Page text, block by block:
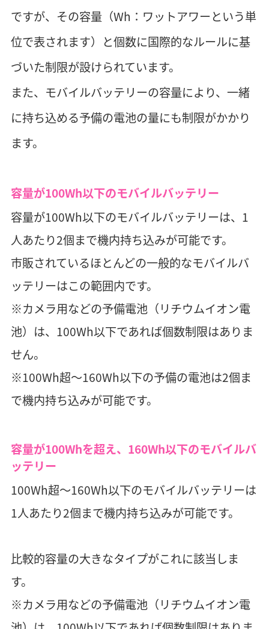
ですが、その容量（Wh：ワットアワーという単
位で表されます）と個数に国際的なルールに基
づいた制限が設けられています。
また、モバイルバッテリーの容量により、一緒
に持ち込める予備の電池の量にも制限がかかり
ます。
容量が100Wh以下のモバイルバッテリー
容量が100Wh以下のモバイルバッテリーは、1
人あたり2個まで機内持ち込みが可能です。
市販されているほとんどの一般的なモバイルバ
ッテリーはこの範囲内です。
※カメラ用などの予備電池（リチウムイオン電
池）は、100Wh以下であれば個数制限はありま
せん。
※100Wh超～160Wh以下の予備の電池は2個ま
で機内持ち込みが可能です。
容量が100Whを超え、160Wh以下のモバイルバ
ッテリー
100Wh超～160Wh以下のモバイルバッテリーは
1人あたり2個まで機内持ち込みが可能です。
比較的容量の大きなタイプがこれに該当しま
す。
※カメラ用などの予備電池（リチウムイオン電